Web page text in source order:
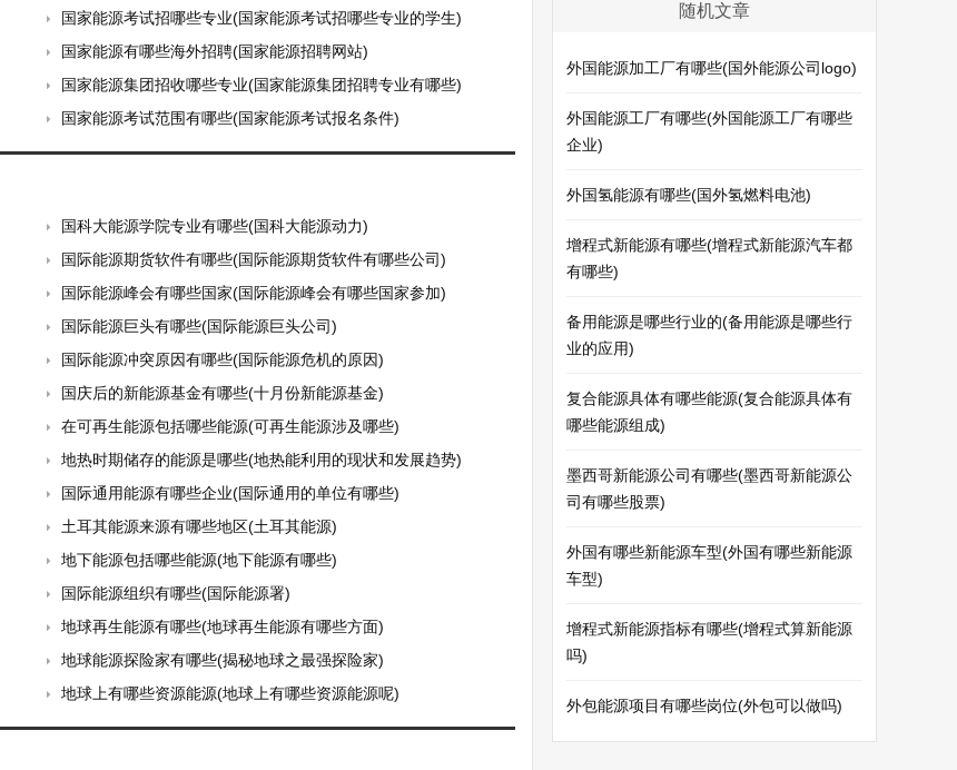
国家能源考试招哪些专业(国家能源考试招哪些专业的学生)
国家能源有哪些海外招聘(国家能源招聘网站)
国家能源集团招收哪些专业(国家能源集团招聘专业有哪些)
国家能源考试范围有哪些(国家能源考试报名条件)
国科大能源学院专业有哪些(国科大能源动力)
国际能源期货软件有哪些(国际能源期货软件有哪些公司)
国际能源峰会有哪些国家(国际能源峰会有哪些国家参加)
国际能源巨头有哪些(国际能源巨头公司)
国际能源冲突原因有哪些(国际能源危机的原因)
国庆后的新能源基金有哪些(十月份新能源基金)
在可再生能源包括哪些能源(可再生能源涉及哪些)
地热时期储存的能源是哪些(地热能利用的现状和发展趋势)
国际通用能源有哪些企业(国际通用的单位有哪些)
土耳其能源来源有哪些地区(土耳其能源)
地下能源包括哪些能源(地下能源有哪些)
国际能源组织有哪些(国际能源署)
地球再生能源有哪些(地球再生能源有哪些方面)
地球能源探险家有哪些(揭秘地球之最强探险家)
地球上有哪些资源能源(地球上有哪些资源能源呢)
随机文章
外国能源加工厂有哪些(国外能源公司logo)
外国能源工厂有哪些(外国能源工厂有哪些
企业)
外国氢能源有哪些(国外氢燃料电池)
增程式新能源有哪些(增程式新能源汽车都
有哪些)
备用能源是哪些行业的(备用能源是哪些行
业的应用)
复合能源具体有哪些能源(复合能源具体有
哪些能源组成)
墨西哥新能源公司有哪些(墨西哥新能源公
司有哪些股票)
外国有哪些新能源车型(外国有哪些新能源
车型)
增程式新能源指标有哪些(增程式算新能源
吗)
外包能源项目有哪些岗位(外包可以做吗)